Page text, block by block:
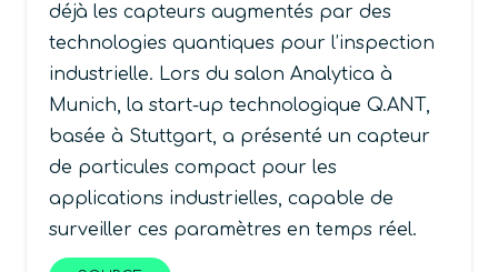
déjà les capteurs augmentés par des
technologies quantiques pour l’inspection
industrielle. Lors du salon Analytica à
Munich, la start-up technologique Q.ANT,
basée à Stuttgart, a présenté un capteur
de particules compact pour les
applications industrielles, capable de
surveiller ces paramètres en temps réel.